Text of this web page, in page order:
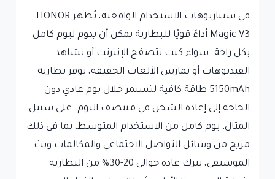
في سيناريوهات الاستخدام الواقعية، يُظهر HONOR
Magic V3 أداءً قويًا للبطارية يمكن أن يدوم ليوم كامل
بكل راحة. سواء كنت تتصفح الإنترنت أو تشاهد
الفيديوهات أو تمارس الألعاب الخفيفة، توفر بطارية
5150mAh طاقة كافية لتستمر خلال يوم عادي دون
الحاجة إلى إعادة الشحن في منتصف اليوم. على سبيل
المثال، يوم كامل من الاستخدام المتوسط، بما في ذلك
مزيج من وسائل التواصل الاجتماعي والمكالمات وبث
الموسيقى، يترك عادة حوالي 20-30% من البطارية